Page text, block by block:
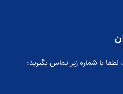
با شماره زیر تماس بگیرید: